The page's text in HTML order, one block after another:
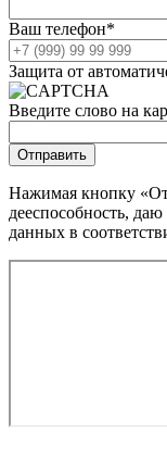
Ваш телефон*
Защита от
Введите слово на
Нажимая кнопку
дееспособность,
данных в